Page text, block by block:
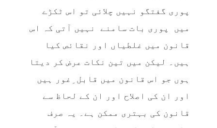
پوری گفتگو نہیں چلائی تو اس ٹکڑے
میں پوری بات سامنے نہیں آتی کہ اس
قانون میں غلطیاں اور نقائص کیا
ہیں۔ لیکن میں تین نکات عرض کر دیتا
ہوں جو اس قانون میں قابل ِغور ہیں
اور ان کی اصلاح اور ان کے لحاظ سے
قانون کی بہتری ممکن ہے۔ یہ صرف